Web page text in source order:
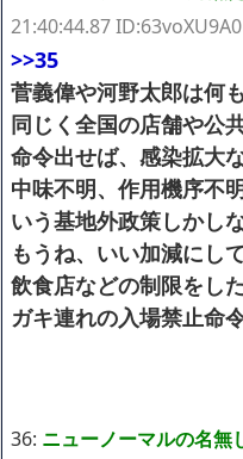
21:40:44.87 ID:63voXU9A0
>>35
菅義偉や河野太郎は何
同じく全国の店舗や公
命令出せば、感染拡大
中味不明、作用機序不
いう基地外政策しかし
もうね、いい加減にし
飲食店などの制限をし
ガキ連れの入場禁止命
36: ニューノーマルの名無